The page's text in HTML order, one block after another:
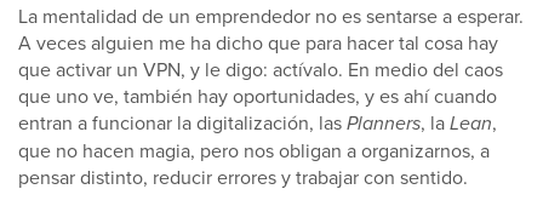
La mentalidad de un emprendedor no es sentarse a esperar.
A veces alguien me ha dicho que para hacer tal cosa hay
que activar un VPN, y le digo: actívalo. En medio del caos
que uno ve, también hay oportunidades, y es ahí cuando
entran a funcionar la digitalización, lasPlanners, laLean,
que no hacen magia, pero nos obligan a organizarnos, a
pensar distinto, reducir errores y trabajar con sentido.